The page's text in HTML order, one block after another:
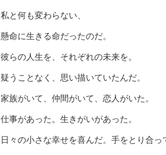
私と何も変わらない、
懸命に生きる命だったのだ。
彼らの人生を、それぞれの未来を。
疑うことなく、思い描いていたんだ。
家族がいて、仲間がいて、恋人がいた。
仕事があった。生きがいがあった。
日々の小さな幸せを喜んだ。手をとり合っ